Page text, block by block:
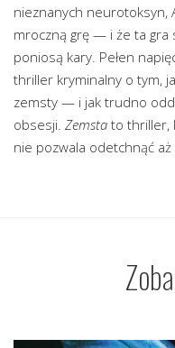
nieznanych neurotoksyn,
mroczną grę — i że ta gra
poniosą kary. Pełen
thriller kryminalny o tym,
zemsty — i jak trudno
obsesji. Zemsta to thriller,
nie pozwala odetchnąć aż